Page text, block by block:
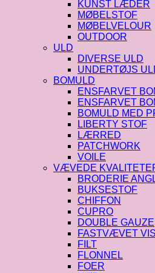
KUNST LÆDER
MØBELSTOF
MØBELVELOUR
OUTDOOR
ULD
DIVERSE ULD
UNDERTØJS
BOMULD
ENSFARVET
ENSFARVET
BOMULD MED
LIBERTY STOF
LÆRRED
PATCHWORK
VOILE
VÆVEDE
BRODERIE
BUKSESTOF
CHIFFON
CUPRO
DOUBLE GAUZE
FASTVÆVET
FILT
FLONNEL
FOER